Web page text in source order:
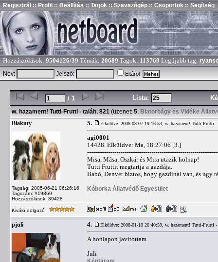
Regisztrál :: Profil :: Beállítás :: Tagok :: Szavazógép :: Csoportok :: Segítség
Hozzászólások: 9504126/39 Témák: 20689 Tagok: 113769 Legújabb tag:
Név:
Jelszó: Eltárol
/ 1 Lista:
w. hazament! Tutti-Frutti - talált, 821 (üzenet: 5, Biatorbágy és Vidéke
Biakuty
Tagság: 2005-06-21 06:26:16
Tagszám: #19869
Hozzászólások: 39428
5. Elküldve: 2008-03-07 19:16:53, w. hazament! Tutti-Frutti
agi0001
14428. Elküldve: Ma, 18:27:06 [3.]
Misa, Mása, Oszkár és Mira utazik holnap!
Tutti Fruttit megtartja a gazdája.
Babó, Denver biztos, hogy gazdinál van, és úgy
Kóborka Állatvédő Egyesület
Kiváló dolgozó
pjuli 4. Elküldve: 2008-01-10 20:40:59, w. hazament! Tutti-Frutti
A honlapon javítottam.
Juli